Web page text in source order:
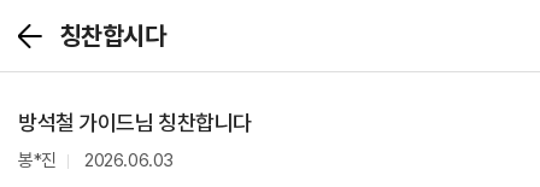
뒤
로
기
칭찬합시다
방석철 가이드님 칭찬합니다
봉*진 2026.06.03